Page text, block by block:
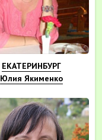
ЕКАТЕРИНБУРГ
Юлия Якименко